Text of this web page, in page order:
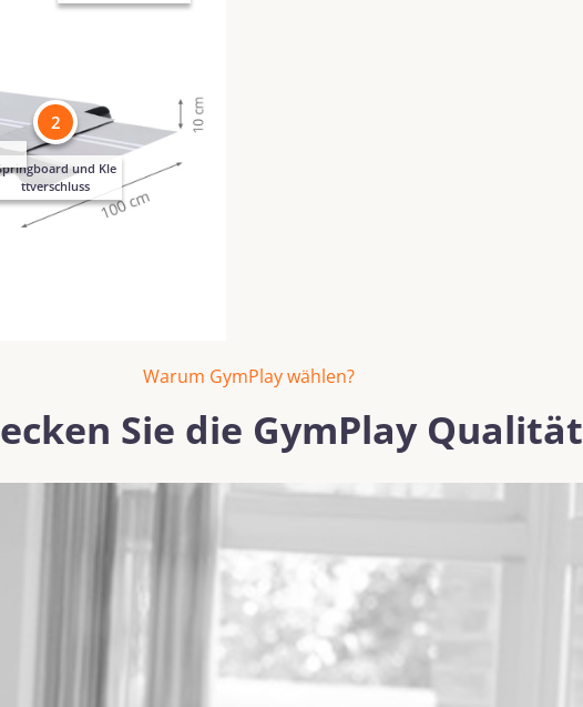
und Kle
ttverschluss
2
Warum GymPlay wählen?
Sie die GymPlay Qualität